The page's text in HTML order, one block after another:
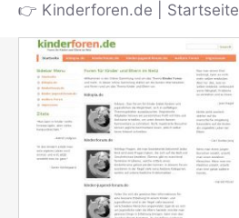
👉 Kinderforen.de | Startseite